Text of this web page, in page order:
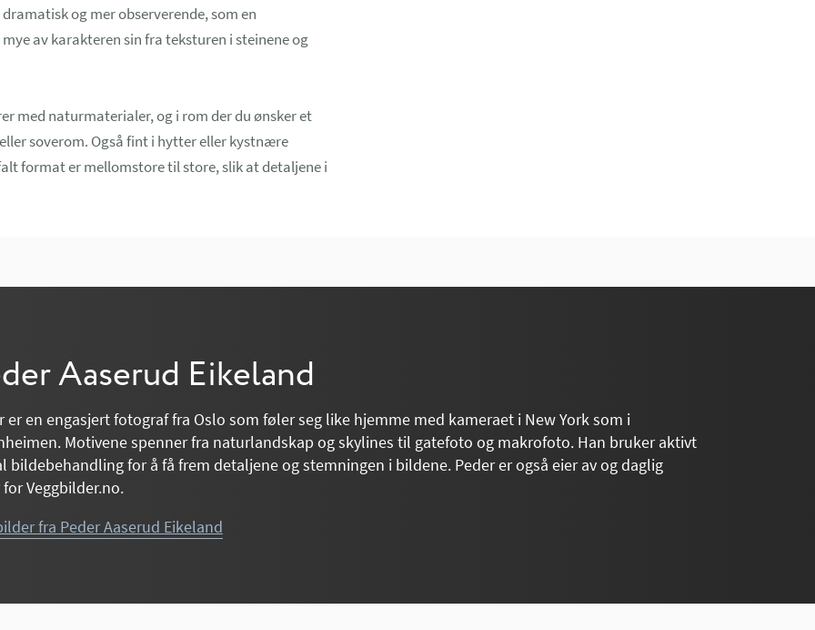
og mer observerende, som en
av karakteren sin fra teksturen i steinene og
med naturmaterialer, og i rom der du ønsker et
soverom. Også fint i hytter eller kystnære
format er mellomstore til store, slik at detaljene i
Aaserud Eikeland
er en engasjert fotograf fra Oslo som føler seg like hjemme med kameraet i New York som i
Motivene spenner fra naturlandskap og skylines til gatefoto og makrofoto. Han bruker aktivt
bildebehandling for å få frem detaljene og stemningen i bildene. Peder er også eier av og daglig
Veggbilder.no.
fra Peder Aaserud Eikeland